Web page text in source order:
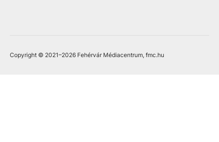
Copyright © 2021–2026 Fehérvár Médiacentrum, fmc.hu